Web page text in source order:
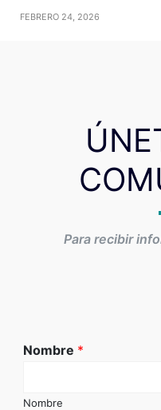
FEBRERO 24, 2026
Para recibir
Nombre *
Nombre